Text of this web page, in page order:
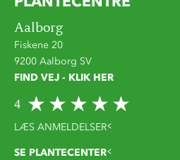
Aalborg
Fiskene 20
9200 Aalborg SV
FIND VEJ - KLIK HER
4
LÆS ANMELDELSER
SE PLANTECENTER